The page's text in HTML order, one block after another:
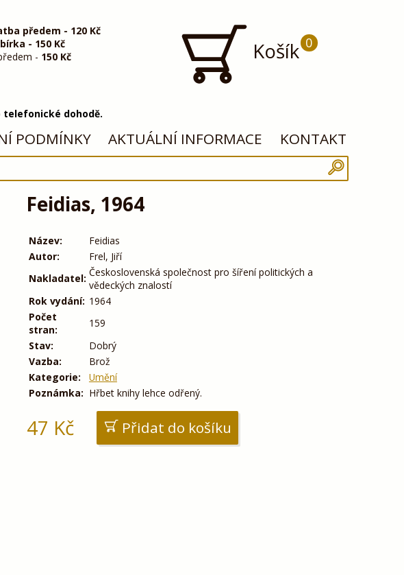
předem - 120 Kč
- 150 Kč
- 150 Kč Košík 0
telefonické dohodě.
PODMÍNKY AKTUÁLNÍ INFORMACE KONTAKT
Feidias, 1964
Název:
Feidias
Autor:
Frel, Jiří
Nakladatel: Československá společnost pro šíření politických a
vědeckých znalostí
Rok vydání: 1964
Počet
stran:
159
Stav:
Dobrý
Vazba:
Brož
Kategorie:
Umění
Poznámka: Hřbet knihy lehce odřený.
47 Kč Přidat do košíku